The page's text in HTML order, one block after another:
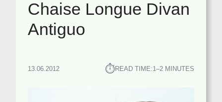
Chaise Longue Divan
Antiguo
13.06.2012 ⏱︎READ TIME:1–2 MINUTES